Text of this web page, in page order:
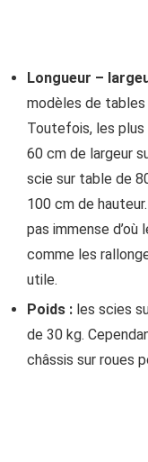
Longueur –
modèles de
Toutefois, les
60 cm de largeur
scie sur table de
100 cm de
pas immense
comme les
utile.
Poids : les scies
de 30 kg.
châssis sur roues